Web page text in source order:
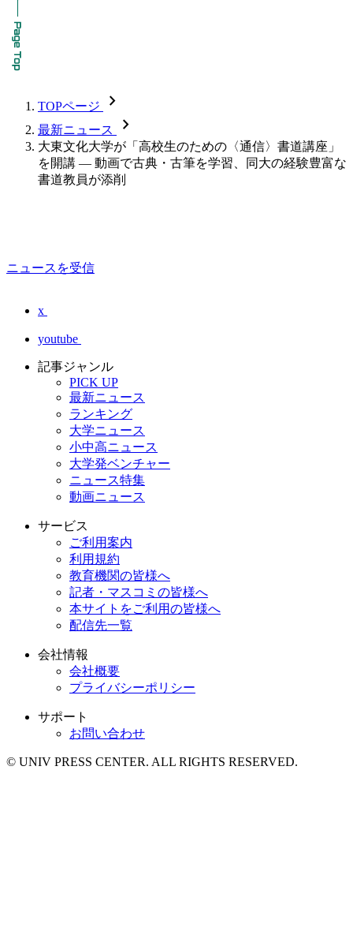
TOPページ chevron_forward
最新ニュース chevron_forward
大東文化大学が「高校生のための〈通信〉書道講座」
を開講 — 動画で古典・古筆を学習、同大の経験豊富な
書道教員が添削
ニュースを受信
x
youtube
記事ジャンル
PICK UP
最新ニュース
ランキング
大学ニュース
小中高ニュース
大学発ベンチャー
ニュース特集
動画ニュース
サービス
ご利用案内
利用規約
教育機関の皆様へ
記者・マスコミの皆様へ
本サイトをご利用の皆様へ
配信先一覧
会社情報
会社概要
プライバシーポリシー
サポート
お問い合わせ
© UNIV PRESS CENTER. ALL RIGHTS RESERVED.